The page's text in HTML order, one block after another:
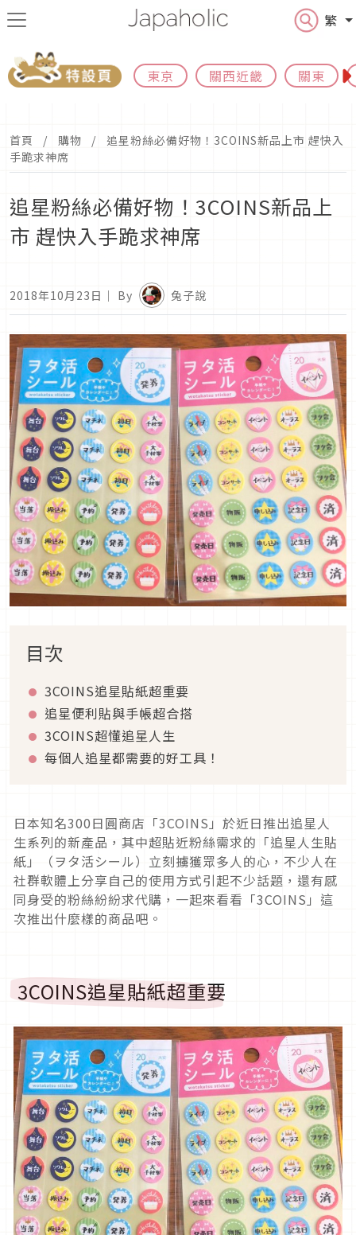
繁
東京 關西近畿 關東
首頁 購物
追星粉絲必備好物！3COINS新品上市 趕快入
手跪求神席
追星粉絲必備好物！3COINS新品上
市 趕快入手跪求神席
2018年10月23日 ｜ By 兔子說
目次
3COINS追星貼紙超重要
追星便利貼與手帳超合搭
3COINS超懂追星人生
每個人追星都需要的好工具！
日本知名300日圓商店「3COINS」於近日推出追星人
生系列的新產品，其中超貼近粉絲需求的「追星人生貼
紙」（ヲタ活シール）立刻擄獲眾多人的心，不少人在
社群軟體上分享自己的使用方式引起不少話題，還有感
同身受的粉絲紛紛求代購，一起來看看「3COINS」這
次推出什麼樣的商品吧。
3COINS追星貼紙超重要